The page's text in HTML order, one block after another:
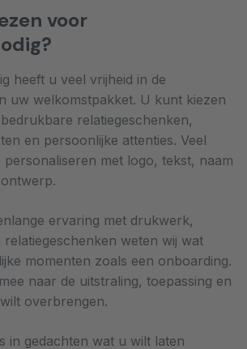
voor
heeft u veel vrijheid in de
uw welkomstpakket. U kunt kiezen
relatiegeschenken,
en persoonlijke attenties. Veel
met logo, tekst, naam
ervaring met drukwerk,
relatiegeschenken weten wij wat
momenten zoals een onboarding.
naar de uitstraling, toepassing en
overbrengen.
in gedachten wat u wilt laten